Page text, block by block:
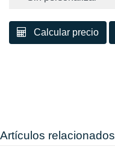
Calcular precio
Artículos relacionados